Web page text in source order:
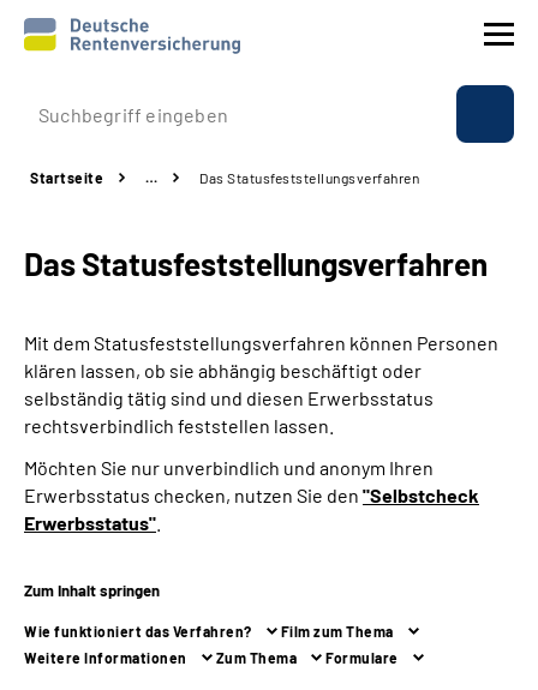
Prävention
Rente
Beratung & Kontakt
Experten
Über uns & Presse
Online-Services
Suche
Language
Startseite … Das Statusfeststellungs­verfahren
Das Statusfeststellungs­verfahren
Mit dem Statusfeststellungsverfahren können Personen
klären lassen, ob sie abhängig beschäftigt oder
selbständig tätig sind und diesen Erwerbsstatus
rechtsverbindlich feststellen lassen.
Möchten Sie nur unverbindlich und anonym Ihren
Erwerbsstatus checken, nutzen Sie den "Selbstcheck
Erwerbsstatus"
Zum Inhalt springen
Wie funktioniert das Verfahren?
Film zum Thema
Weitere Informationen
Zum Thema Formulare